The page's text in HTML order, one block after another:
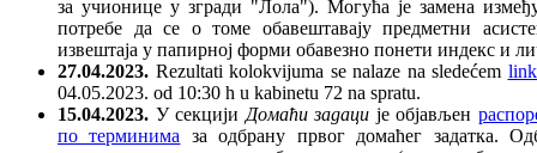
за учионице у згради "Лола"). Могућа је замена
потребе да се о томе обавештавају предметни
извештаја у папирној форми обавезно понети индекс и
27.04.2023. Rezultati kolokvijuma se nalaze na sledećem
04.05.2023. od 10:30 h u kabinetu 72 na spratu.
15.04.2023. У секцији Домаћи задаци је објављен
по терминима за одбрану првог домаћег задатка.